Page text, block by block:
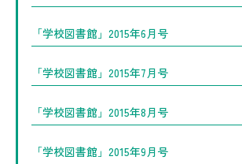
「学校図書館」2015年6月号
「学校図書館」2015年7月号
「学校図書館」2015年8月号
「学校図書館」2015年9月号